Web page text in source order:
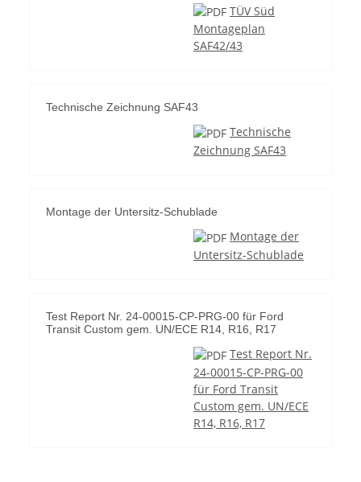
TÜV Süd
Montageplan
SAF42/43
Technische Zeichnung SAF43
Technische
Zeichnung SAF43
Montage der Untersitz-Schublade
Montage der
Untersitz-Schublade
Test Report Nr. 24-00015-CP-PRG-00 für Ford
Transit Custom gem. UN/ECE R14, R16, R17
Test Report Nr.
24-00015-CP-PRG-00
für Ford Transit
Custom gem. UN/ECE
R14, R16, R17